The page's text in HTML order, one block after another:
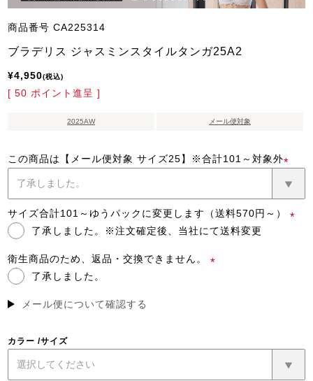
商品番号 CA225314
ブラデリス ジャスミンスタイルタンガ25A2
¥4,950 税込
[ 50 ポイント進呈 ]
2025AW メール便対象
この商品は【メール便対象 サイズ25】※合計101～対象外
(必
須)
サイズ合計101～ゆうパックに変更します（送料570円～）
了承しました。※注文確定後、当社にて送料変更
衛生商品のため、返品・交換できません。
了承しました。
メール便について確認する
カラー サイズ